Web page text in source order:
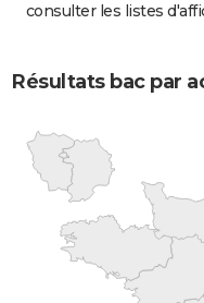
consulter les listes
Résultats bac par